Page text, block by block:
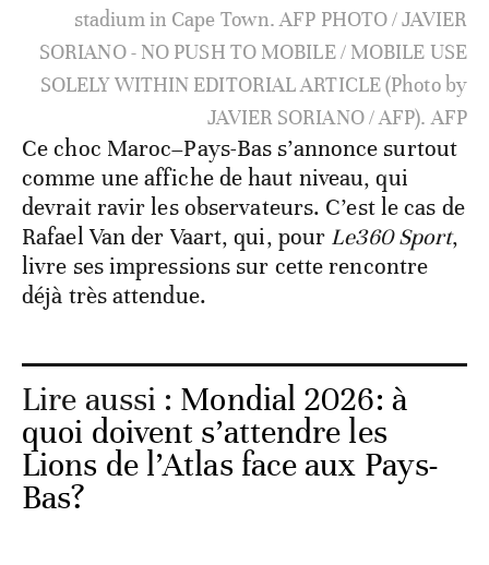
stadium in Cape Town. AFP PHOTO / JAVIER
SORIANO - NO PUSH TO MOBILE / MOBILE USE
SOLELY WITHIN EDITORIAL ARTICLE (Photo by
JAVIER SORIANO / AFP). AFP
Ce choc Maroc–Pays-Bas s’annonce surtout
comme une affiche de haut niveau, qui
devrait ravir les observateurs. C’est le cas de
Rafael Van der Vaart, qui, pour Le360 Sport,
livre ses impressions sur cette rencontre
déjà très attendue.
Lire aussi : Mondial 2026: à
quoi doivent s’attendre les
Lions de l’Atlas face aux Pays-
Bas?